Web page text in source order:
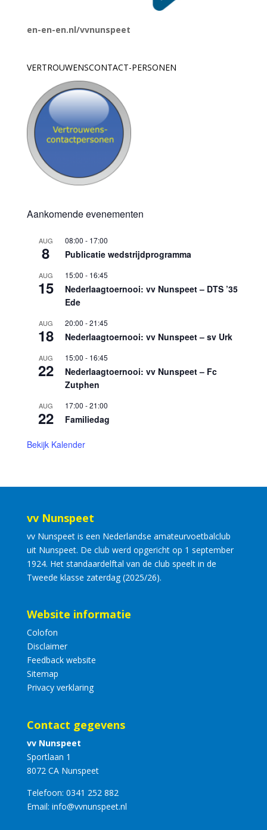
en-en-en.nl/vvnunspeet
VERTROUWENSCONTACT-PERSONEN
Aankomende evenementen
AUG
8
08:00 - 17:00
Publicatie wedstrijdprogramma
AUG
15
15:00 - 16:45
Nederlaagtoernooi: vv Nunspeet – DTS ’35
Ede
AUG
18
20:00 -21:45
Nederlaagtoernooi: vv Nunspeet – sv Urk
AUG
22
15:00 - 16:45
Nederlaagtoernooi: vv Nunspeet – Fc
Zutphen
AUG
22
17:00 -21:00
Familiedag
Bekijk Kalender
vv Nunspeet
vv Nunspeet is een Nederlandse amateurvoetbalclub
uit Nunspeet. De club werd opgericht op 1 september
1924. Het standaardelftal van de club speelt in de
Tweede klasse zaterdag (2025/26).
Website informatie
Colofon
Disclaimer
Feedback website
Sitemap
Privacy verklaring
Contact gegevens
vv Nunspeet
Sportlaan 1
8072 CA Nunspeet
Telefoon: 0341 252 882
Email: info@vvnunspeet.nl